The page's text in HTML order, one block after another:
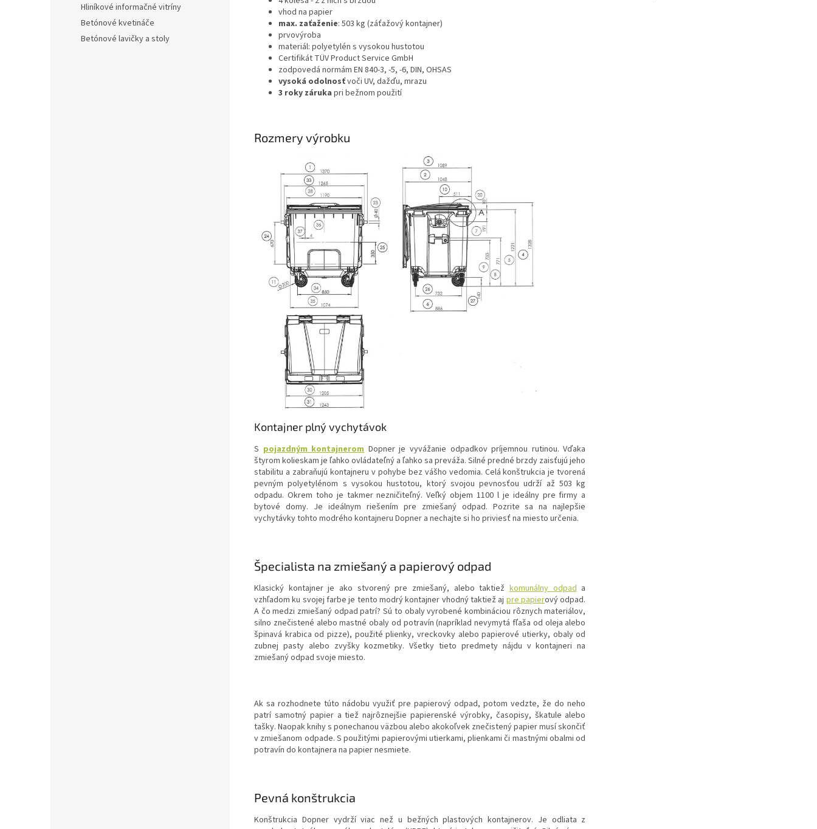
Hliníkové informačné vitríny
Betónové kvetináče
Betónové lavičky a stoly
vhod na papier
max. zaťaženie: 503 kg (záťažový kontajner)
prvovýroba
materiál: polyetylén s vysokou hustotou
Certifikát TÜV Product Service GmbH
zodpovedá normám EN 840-3, -5, -6, DIN, OHSAS
vysoká odolnosťvoči UV, dažďu, mrazu
3 roky záruka pri bežnom použití
Rozmery výrobku
Kontajner plný vychytávok
S pojazdným kontajneromDopner je vyvážanie odpadkov príjemnou rutinou. Vďaka
štyrom kolieskam je ľahko ovládateľný a ľahko sa preváža. Silné predné brzdy zaisťujú jeho
stabilitu a zabraňujú kontajneru v pohybe bez vášho vedomia. Celá konštrukcia je tvorená
pevným polyetylénom s vysokou hustotou, ktorý svojou pevnosťou udrží až 503 kg
odpadu. Okrem toho je takmer nezničiteľný. Veľký objem 1100 l je ideálny pre firmy a
bytové domy. Je ideálnym riešením pre zmiešaný odpad. Pozrite sa na najlepšie
vychytávky tohto modrého kontajneru Dopner a nechajte si ho priviesť na miesto určenia.
Špecialista na zmiešaný a papierový odpad
Klasický kontajner je ako stvorený pre zmiešaný, alebo taktiežkomunálny odpad a
vzhľadom ku svojej farbe je tento modrý kontajner vhodný taktiež aj pre papierový odpad.
A čo medzi zmiešaný odpad patrí? Sú to obaly vyrobené kombináciou rôznych materiálov,
silno znečistené alebo mastné obaly od potravín (napríklad nevymytá fľaša od oleja alebo
špinavá krabica od pizze), použité plienky, vreckovky alebo papierové utierky, obaly od
zubnej pasty alebo zvyšky kozmetiky. Všetky tieto predmety nájdu v kontajneri na
zmiešaný odpad svoje miesto.
Ak sa rozhodnete túto nádobu využiť pre papierový odpad, potom vedzte, že do neho
patrí samotný papier a tiež najrôznejšie papierenské výrobky, časopisy, škatule alebo
tašky. Naopak knihy s ponechanou väzbou alebo akokoľvek znečistený papier musí skončiť
v zmiešanom odpade. S použitými papierovými utierkami, plienkami či mastnými obalmi od
potravín do kontajnera na papier nesmiete.
Pevná konštrukcia
Konštrukcia Dopner vydrží viac než u bežných plastových kontajnerov. Je odliata z